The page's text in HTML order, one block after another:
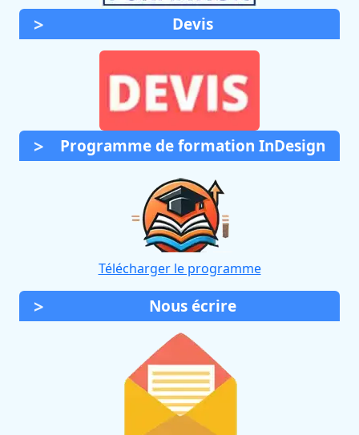
Devis
Programme de formation InDesign
Télécharger le programme
Nous écrire